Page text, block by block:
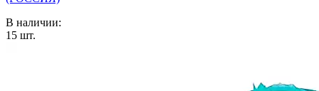
В наличии:
15 шт.